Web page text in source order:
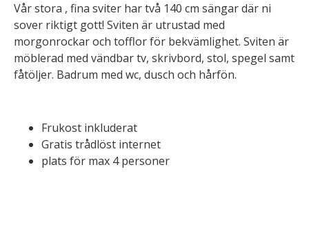
Vår stora , fina sviter har två 140 cm sängar där ni
sover riktigt gott! Sviten är utrustad med
morgonrockar och tofflor för bekvämlighet. Sviten är
möblerad med vändbar tv, skrivbord, stol, spegel samt
fåtöljer. Badrum med wc, dusch och hårfön.
Frukost inkluderat
Gratis trådlöst internet
plats för max 4 personer